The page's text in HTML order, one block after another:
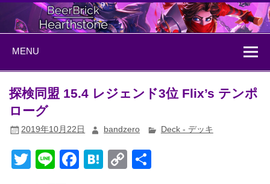
Skip
content
BeerBrick
Hearthstone
MENU
探検同盟 15.4 レジェンド3位 Flix’s テンポ
ローグ
2019年10月22日 bandzero Deck - デッキ
T
Li
F
H
C